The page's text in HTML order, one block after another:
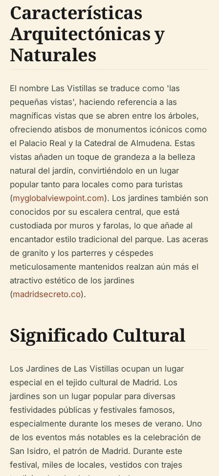
Características
Arquitectónicas y
Naturales
El nombre Las Vistillas se traduce como 'las
pequeñas vistas', haciendo referencia a las
magníficas vistas que se abren entre los árboles,
ofreciendo atisbos de monumentos icónicos como
el Palacio Real y la Catedral de Almudena. Estas
vistas añaden un toque de grandeza a la belleza
natural del jardín, convirtiéndolo en un lugar
popular tanto para locales como para turistas
(myglobalviewpoint.com). Los jardines también son
conocidos por su escalera central, que está
custodiada por muros y farolas, lo que añade al
encantador estilo tradicional del parque. Las aceras
de granito y los parterres y céspedes
meticulosamente mantenidos realzan aún más el
atractivo estético de los jardines
(madridsecreto.co).
Significado Cultural
Los Jardines de Las Vistillas ocupan un lugar
especial en el tejido cultural de Madrid. Los
jardines son un lugar popular para diversas
festividades públicas y festivales famosos,
especialmente durante los meses de verano. Uno
de los eventos más notables es la celebración de
San Isidro, el patrón de Madrid. Durante este
festival, miles de locales, vestidos con trajes